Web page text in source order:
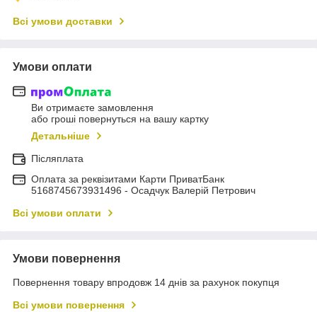
Всі умови доставки
Умови оплати
Ви отримаєте замовлення
або гроші повернуться на вашу картку
Детальніше
Післяплата
Оплата за реквізитами Карти ПриватБанк
5168745673931496 - Осадчук Валерій Петрович
Всі умови оплати
Умови повернення
Повернення товару впродовж 14 днів за рахунок покупця
Всі умови повернення